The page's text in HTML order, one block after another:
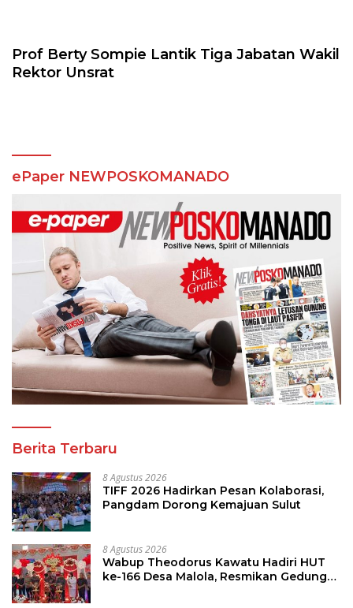
Prof Berty Sompie Lantik Tiga Jabatan Wakil
Rektor Unsrat
ePaper NEWPOSKOMANADO
Berita Terbaru
8 Agustus 2026
TIFF 2026 Hadirkan Pesan Kolaborasi,
Pangdam Dorong Kemajuan Sulut
8 Agustus 2026
Wabup Theodorus Kawatu Hadiri HUT
ke-166 Desa Malola, Resmikan Gedung